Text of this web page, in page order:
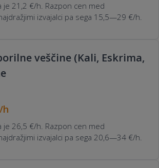
je 21,2 €/h. Razpon cen med
izvajalci pa sega 15,5—29 €/h.
veščine (Kali, Eskrima,
h
je 26,5 €/h. Razpon cen med
izvajalci pa sega 20,6—34 €/h.